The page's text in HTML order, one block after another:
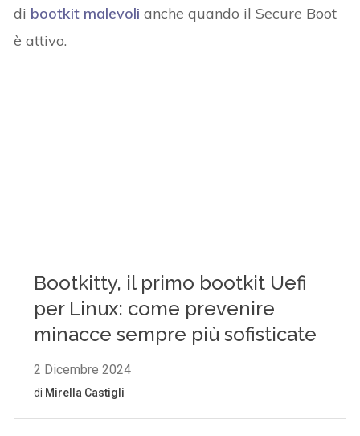
di bootkit malevoli anche quando il Secure Boot
è attivo.